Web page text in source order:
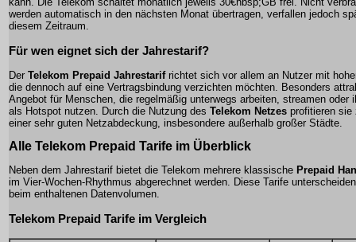
werden automatisch in den nächsten Monat übertragen, verfallen jedoch
diesem Zeitraum.
Für wen eignet sich der Jahrestarif?
Der Telekom Prepaid Jahrestarifrichtet sich vor allem an Nutzer mit
die dennoch auf eine Vertragsbindung verzichten möchten. Besonders
Angebot für Menschen, die regelmäßig unterwegs arbeiten, streamen oder
als Hotspot nutzen. Durch die Nutzung des Telekom Netzes profitieren sie
einer sehr guten Netzabdeckung, insbesondere außerhalb großer Städte.
Alle Telekom Prepaid Tarife im Überblick
Neben dem Jahrestarif bietet die Telekom mehrere klassische Prepaid
im Vier-Wochen-Rhythmus abgerechnet werden. Diese Tarife
beim enthaltenen Datenvolumen.
Telekom Prepaid Tarife im Vergleich